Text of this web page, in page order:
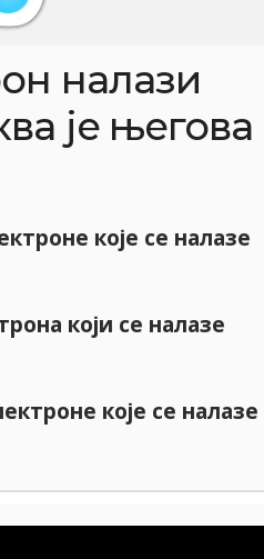
налази
је његова
које се налазе
који се налазе
које се налазе